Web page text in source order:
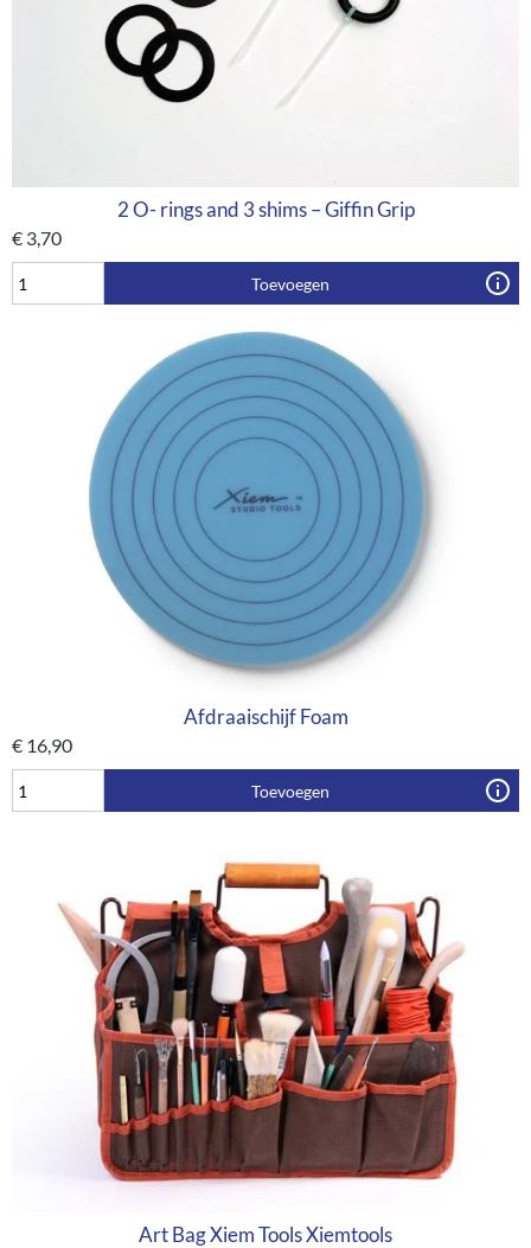
2 O- rings and 3 shims – Giffin Grip
€ 3,70
Toevoegen
Afdraaischijf Foam
€ 16,90
Toevoegen
Art Bag Xiem Tools Xiemtools